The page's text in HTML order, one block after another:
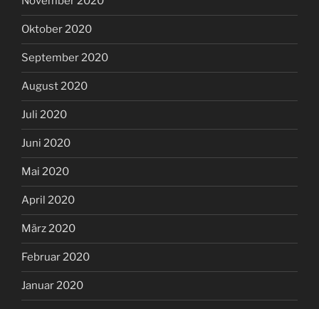
Oktober 2020
September 2020
August 2020
Juli 2020
Juni 2020
Mai 2020
April 2020
März 2020
Februar 2020
Januar 2020